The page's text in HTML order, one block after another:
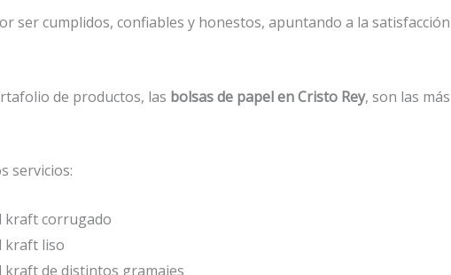
ser cumplidos, confiables y honestos, apuntando a la
de productos, las bolsas de papel en Cristo Rey, son las
servicios:
kraft corrugado
kraft liso
kraft de distintos gramajes